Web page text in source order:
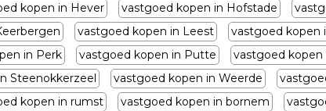
kopen in Hever vastgoed kopen in Hofstade
vastgoed kopen in Leest vastgoed kopen
in Perk vastgoed kopen in Putte vastgoed kopen
Steenokkerzeel vastgoed kopen in Weerde
kopen in rumst vastgoed kopen in bornem